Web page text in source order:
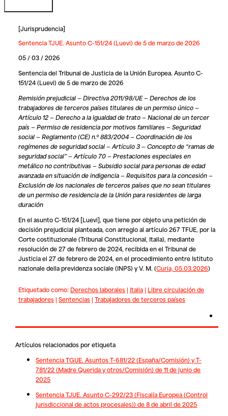
[Jurisprudencia]
Sentencia TJUE. Asunto C-151/24 (Luevi) de 5 de marzo de 2026
05 / 03 / 2026
Sentencia del Tribunal de Justicia de la Unión Europea. Asunto C-
151/24 (Luevi) de 5 de marzo de 2026
Remisión prejudicial — Directiva 2011/98/UE — Derechos de los
trabajadores de terceros países titulares de un permiso único —
Artículo 12 — Derecho a la igualdad de trato — Nacional de un tercer
país — Permiso de residencia por motivos familiares — Seguridad
social — Reglamento (CE) n.º 883/2004 — Coordinación de los
regímenes de seguridad social — Artículo 3 — Concepto de “ramas de
seguridad social” — Artículo 70 — Prestaciones especiales en
metálico no contributivas — Subsidio social para personas de edad
avanzada en situación de indigencia — Requisitos para la concesión —
Exclusión de los nacionales de terceros países que no sean titulares
de un permiso de residencia de la Unión para residentes de larga
duración
En el asunto C-151/24 [Luevi], que tiene por objeto una petición de
decisión prejudicial planteada, con arreglo al artículo 267 TFUE, por la
Corte costituzionale (Tribunal Constitucional, Italia), mediante
resolución de 27 de febrero de 2024, recibida en el Tribunal de
Justicia el 27 de febrero de 2024, en el procedimiento entre Istituto
nazionale della previdenza sociale (INPS) yV. M. (Curia, 05.03.2026)
Etiquetado como: Derechos laborales| Italia| Libre circulación de
trabajadores| Sentencias| Trabajadores de terceros países
Artículos relacionados por etiqueta
Sentencia TGUE. Asuntos T-681/22 (España/Comisión) y T-
781/22 (Madre Querida y otros/Comisión) de 11 de junio de
2025
Sentencia TJUE. Asunto C-292/23 (Fiscalía Europea (Control
jurisdiccional de actos procesales)) de 8 de abril de 2025